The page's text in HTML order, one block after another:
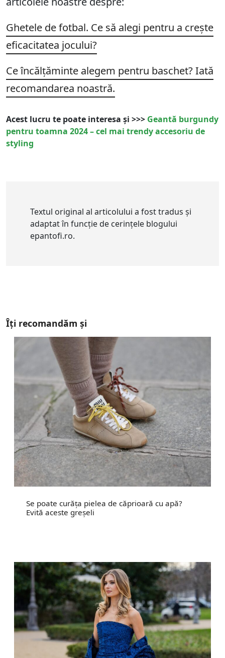
Ghetele de fotbal. Ce să alegi pentru a crește
eficacitatea jocului?
Ce încălțăminte alegem pentru baschet? Iată
recomandarea noastră.
Acest lucru te poate interesa și >>> Geantă burgundy
pentru toamna 2024 – cel mai trendy accesoriu de
styling
Textul original al articolului a fost tradus și
adaptat în funcție de cerințele blogului
epantofi.ro.
Îți recomandăm și
Se poate curăța pielea de căprioară cu apă?
Evită aceste greșeli